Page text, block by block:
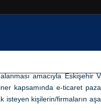
amacıyla Eskişehir
kapsamında e-ticaret
isteyen kişilerin/firmaların